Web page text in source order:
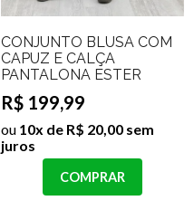
CONJUNTO BLUSA COM
CAPUZ E CALÇA
PANTALONA ESTER
R$ 199,99
ou 10x de R$ 20,00 sem
juros
COMPRAR